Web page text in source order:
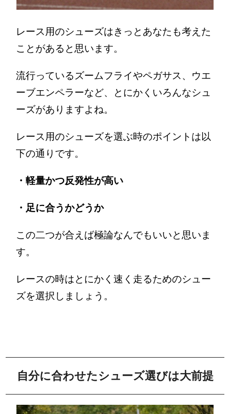
レース用のシューズはきっとあなたも考えた
ことがあると思います。
流行っているズームフライやペガサス、ウエ
ーブエンペラーなど、とにかくいろんなシュ
ーズがありますよね。
レース用のシューズを選ぶ時のポイントは以
下の通りです。
・軽量かつ反発性が高い
・足に合うかどうか
この二つが合えば極論なんでもいいと思いま
す。
レースの時はとにかく速く走るためのシュー
ズを選択しましょう。
自分に合わせたシューズ選びは大前提